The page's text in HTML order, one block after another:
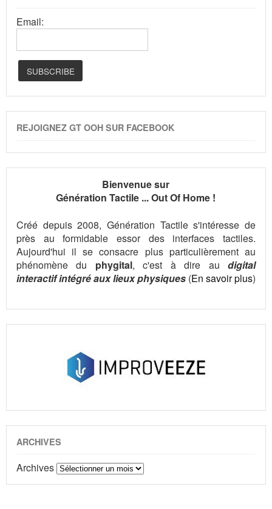
Email:
REJOIGNEZ GT OOH SUR FACEBOOK
Bienvenue sur
Génération Tactile ... Out Of Home !
Créé depuis 2008, Génération Tactile s'intéresse de
près au formidable essor des interfaces tactiles.
Aujourd'hui il se consacre plus particulièrement au
phénomène du phygital, c'est à dire audigital
interactif intégré aux lieux physiques (En savoir plus)
ARCHIVES
Archives